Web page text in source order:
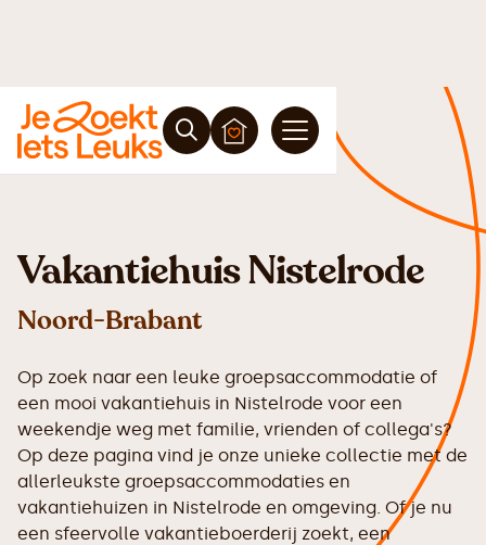
Vakantiehuis Nistelrode
Noord-Brabant
Op zoek naar een leuke groepsaccommodatie of
een mooi vakantiehuis in Nistelrode voor een
weekendje weg met familie, vrienden of collega's?
Op deze pagina vind je onze unieke collectie met de
allerleukste groepsaccommodaties en
vakantiehuizen in Nistelrode en omgeving. Of je nu
een sfeervolle vakantieboerderij zoekt, een